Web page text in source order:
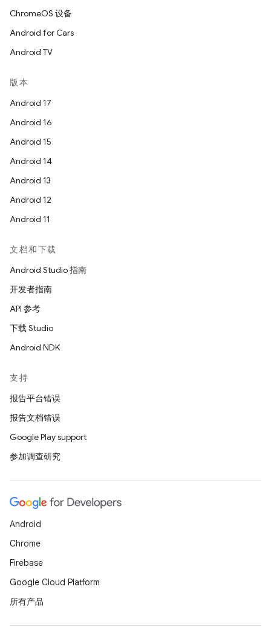
ChromeOS 设备
Android for Cars
Android TV
版本
Android 17
Android 16
Android 15
Android 14
Android 13
Android 12
Android 11
文档和下载
Android Studio 指南
开发者指南
API 参考
下载 Studio
Android NDK
支持
报告平台错误
报告文档错误
Google Play support
参加调查研究
Android
Chrome
Firebase
Google Cloud Platform
所有产品